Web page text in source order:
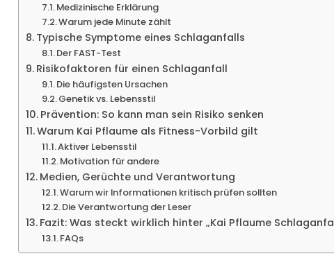
Medizinische Erklärung
Warum jede Minute zählt
Typische Symptome eines Schlaganfalls
Der FAST-Test
Risikofaktoren für einen Schlaganfall
Die häufigsten Ursachen
Genetik vs. Lebensstil
Prävention: So kann man sein Risiko senken
Warum Kai Pflaume als Fitness-Vorbild gilt
Aktiver Lebensstil
Motivation für andere
Medien, Gerüchte und Verantwortung
Warum wir Informationen kritisch prüfen sollten
Die Verantwortung der Leser
Fazit: Was steckt wirklich hinter „Kai Pflaume
FAQs